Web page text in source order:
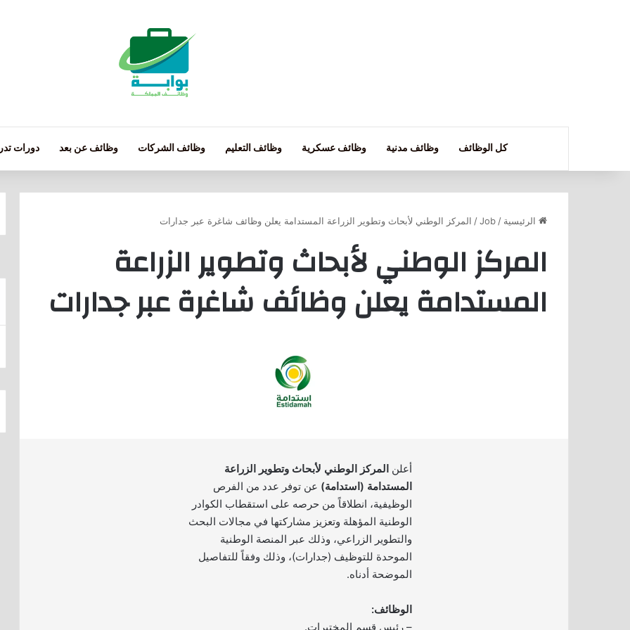
كل الوظائف وظائف مدنية وظائف عسكرية وظائف التعليم وظائف الشركات وظائف عن بعد دورات
الرئيسية /
Job
/ المركز الوطني لأبحاث وتطوير الزراعة المستدامة يعلن وظائف شاغرة عبر جدارات
المركز الوطني لأبحاث وتطوير الزراعة
المستدامة يعلن وظائف شاغرة عبر جدارات
أعلن المركز الوطني لأبحاث وتطوير الزراعة
المستدامة (استدامة) عن توفر عدد من الفرص
الوظيفية، انطلاقاً من حرصه على استقطاب الكوادر
الوطنية المؤهلة وتعزيز مشاركتها في مجالات البحث
والتطوير الزراعي، وذلك عبر المنصة الوطنية
الموحدة للتوظيف (جدارات)، وذلك وفقاً للتفاصيل
الموضحة أدناه.
الوظائف:
– رئيس قسم المختبرات.